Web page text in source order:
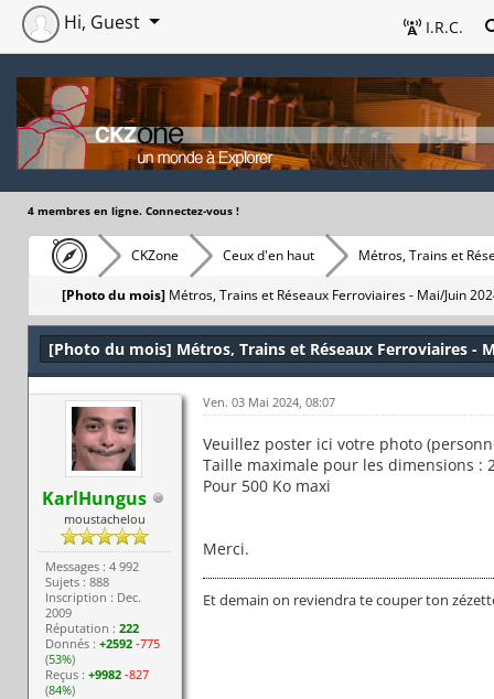
I.R.C.
Hi, Guest
4 membres en ligne. Connectez-vous !
CKZone Ceux d'en haut Métros, Trains et
[Photo du mois] Métros, Trains et Réseaux Ferroviaires - Mai/Juin
[Photo du mois] Métros, Trains et Réseaux Ferroviaires -
KarlHungus
moustachelou
Messages : 4 992
Sujets : 888
Inscription : Dec.
2009
Réputation :222
Donnés :+2592 -775
(53%)
Reçus :+9982 -827
(84%)
Ven. 03 Mai 2024, 08:07
Veuillez poster ici votre photo
Taille maximale pour les dimensions :
Pour 500 Ko maxi
Merci.
Et demain on reviendra te couper ton